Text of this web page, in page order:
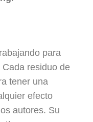
para
residuo de
tener una
efecto
autores. Su